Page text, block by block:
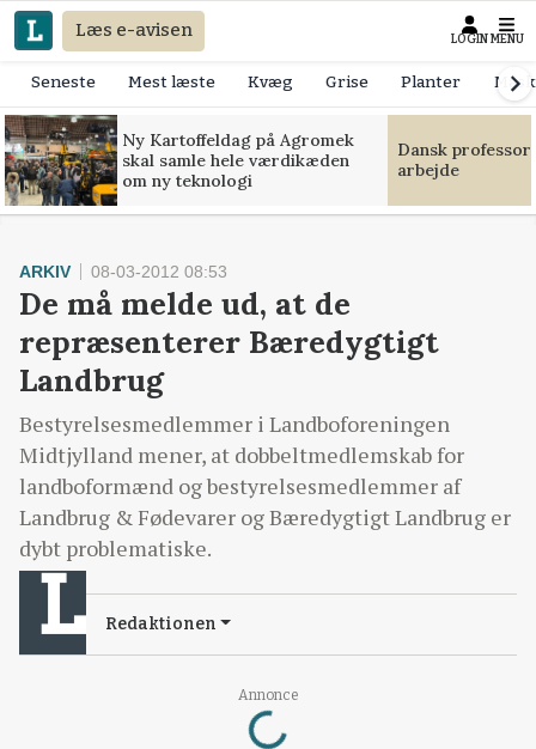
Læs e-avisen LOGIN MENU
Seneste Mest læste Kvæg Grise Planter
Ny Kartoffeldag på Agromek
skal samle hele værdikæden
om ny teknologi
Dansk
arbejde
Annonce
Loading...
ARKIV 08-03-2012 08:53
De må melde ud, at de
repræsenterer Bæredygtigt
Landbrug
Bestyrelsesmedlemmer i Landboforeningen
Midtjylland mener, at dobbeltmedlemskab for
landboformænd og bestyrelsesmedlemmer af
Landbrug & Fødevarer og Bæredygtigt Landbrug er
dybt problematiske.
Redaktionen